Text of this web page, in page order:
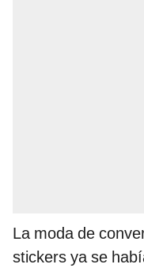
La moda de
stickers ya se